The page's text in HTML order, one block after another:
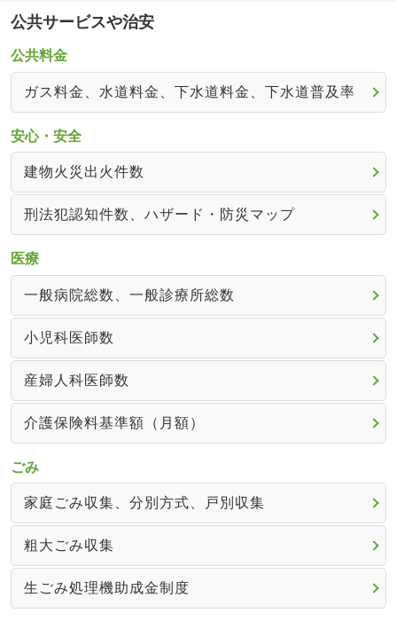
公共サービスや治安
公共料金
ガス料金、水道料金、下水道料金、下水道普及率
安心・安全
建物火災出火件数
刑法犯認知件数、ハザード・防災マップ
医療
一般病院総数、一般診療所総数
小児科医師数
産婦人科医師数
介護保険料基準額（月額）
ごみ
家庭ごみ収集、分別方式、戸別収集
粗大ごみ収集
生ごみ処理機助成金制度